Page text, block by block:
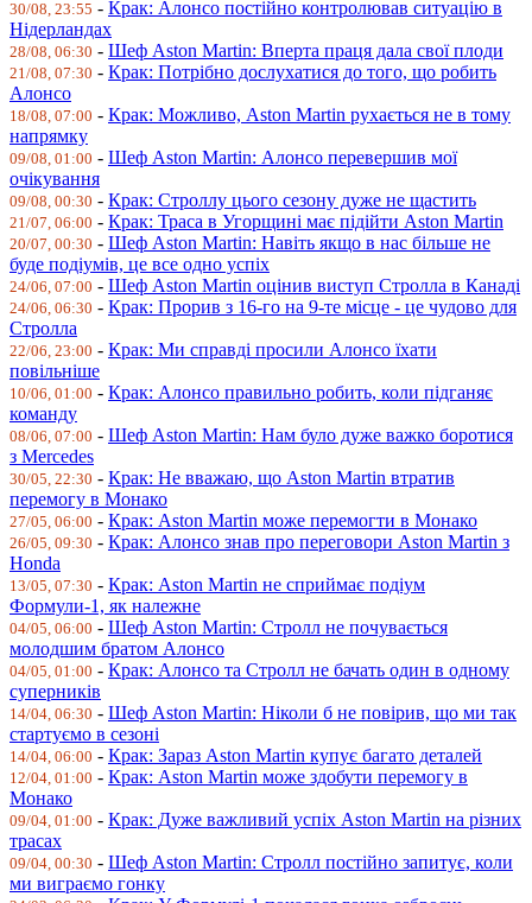
30/08, 23:55 - Крак: Алонсо постійно контролював ситуацію в
Нідерландах
28/08, 06:30 - Шеф Aston Martin: Вперта праця дала свої плоди
21/08, 07:30 - Крак: Потрібно дослухатися до того, що робить
Алонсо
18/08, 07:00 - Крак: Можливо, Aston Martin рухається не в тому
напрямку
09/08, 01:00 - Шеф Aston Martin: Алонсо перевершив мої
очікування
09/08, 00:30 - Крак: Строллу цього сезону дуже не щастить
21/07, 06:00 - Крак: Траса в Угорщині має підійти Aston Martin
20/07, 00:30 - Шеф Aston Martin: Навіть якщо в нас більше не
буде подіумів, це все одно успіх
24/06, 07:00 - Шеф Aston Martin оцінив виступ Стролла в Канаді
24/06, 06:30 - Крак: Прорив з 16-го на 9-те місце - це чудово для
Стролла
22/06, 23:00 - Крак: Ми справді просили Алонсо їхати
повільніше
10/06, 01:00 - Крак: Алонсо правильно робить, коли підганяє
команду
08/06, 07:00 - Шеф Aston Martin: Нам було дуже важко боротися
з Mercedes
30/05, 22:30 - Крак: Не вважаю, що Aston Martin втратив
перемогу в Монако
27/05, 06:00 - Крак: Aston Martin може перемогти в Монако
26/05, 09:30 - Крак: Алонсо знав про переговори Aston Martin з
Honda
13/05, 07:30 - Крак: Aston Martin не сприймає подіум
Формули-1, як належне
04/05, 06:00 - Шеф Aston Martin: Стролл не почувається
молодшим братом Алонсо
04/05, 01:00 - Крак: Алонсо та Стролл не бачать один в одному
суперників
14/04, 06:30 - Шеф Aston Martin: Ніколи б не повірив, що ми так
стартуємо в сезоні
14/04, 06:00 - Крак: Зараз Aston Martin купує багато деталей
12/04, 01:00 - Крак: Aston Martin може здобути перемогу в
Монако
09/04, 01:00 - Крак: Дуже важливий успіх Aston Martin на різних
трасах
09/04, 00:30 - Шеф Aston Martin: Стролл постійно запитує, коли
ми виграємо гонку